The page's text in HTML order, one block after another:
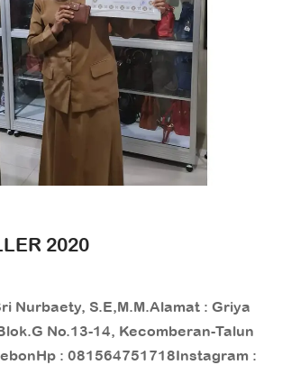
2020
Nurbaety, S.E,M.M.Alamat : Griya
No.13-14, Kecomberan-Talun
: 081564751718Instagram :